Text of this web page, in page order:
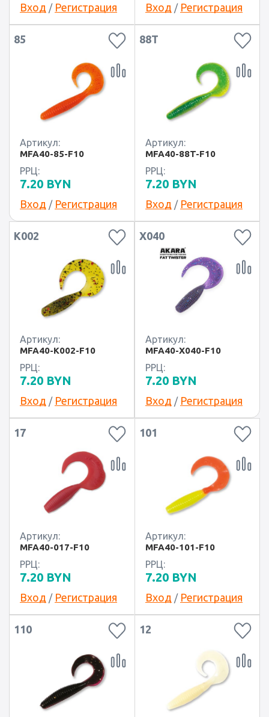
Вход / Регистрация Вход / Регистрация
85
Артикул:
MFA40-85-F10
РРЦ:
7.20 BYN
Вход / Регистрация
88T
Артикул:
MFA40-88T-F10
РРЦ:
7.20 BYN
Вход / Регистрация
K002
Артикул:
MFA40-K002-F10
РРЦ:
7.20 BYN
Вход / Регистрация
X040
Артикул:
MFA40-X040-F10
РРЦ:
7.20 BYN
Вход / Регистрация
17
Артикул:
MFA40-017-F10
РРЦ:
7.20 BYN
Вход / Регистрация
101
Артикул:
MFA40-101-F10
РРЦ:
7.20 BYN
Вход / Регистрация
110 12